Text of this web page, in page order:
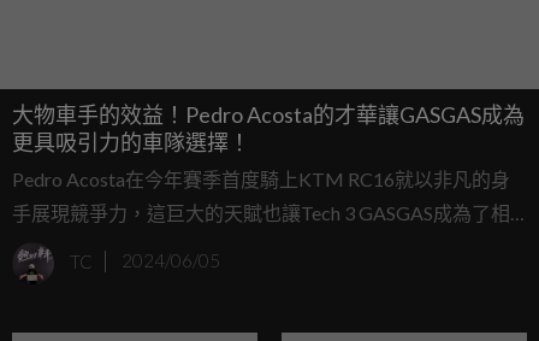
大物車手的效益！Pedro Acosta的才華讓GASGAS成為
更具吸引力的車隊選擇！
Pedro Acosta在今年賽季首度騎上KTM RC16就以非凡的身
手展現競爭力，這巨大的天賦也讓Tech 3 GASGAS成為了相
當具有吸引力的車隊。
TC 2024/06/05